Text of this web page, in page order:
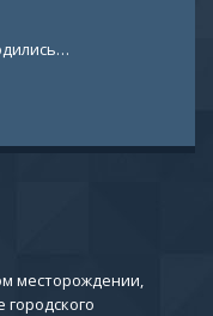
месторождении,